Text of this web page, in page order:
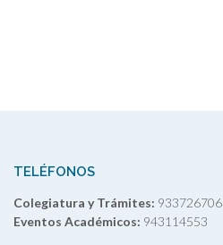
TELÉFONOS
Colegiatura y Trámites: 933726706
Eventos Académicos: 943114553